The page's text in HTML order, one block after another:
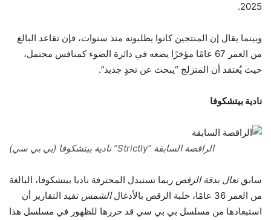
2025.
وبينما يقال إن المنتجين كانوا يطلبونه منذ سنوات، فإن تقاعد البالغ
من العمر 67 عامًا مؤخرًا يضعه في دائرة الضوء كمنافس محتمل،
حيث يُعتقد أن المتزلج “يبحث عن تحدٍ جديد”.
نادية بيتشكوفا
الراقصة السابقة “Strictly” نادية بيتشكوفا (بي بي سي)
سابقتعال بدقة الرقص ربما تستبدل المحترفة ناديا بيتشكوفا، البالغة
من العمر 36 عامًا، حلبة الرقص بالأدغال
الشمس تفيد التقارير أن
استبعادها من مسلسل بي بي سي قد حررها للظهور في مسلسل هذا